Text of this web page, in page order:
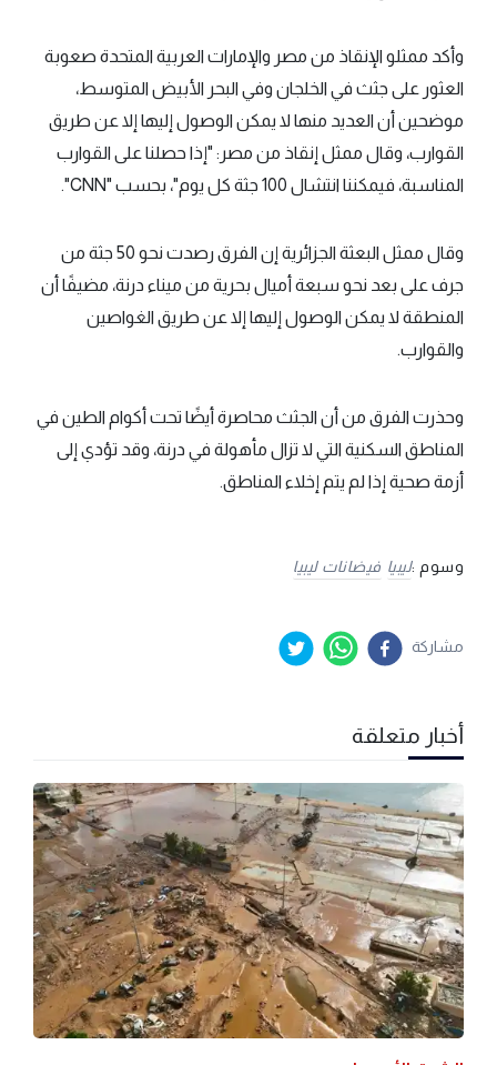
وأكد ممثلو الإنقاذ من مصر والإمارات العربية المتحدة صعوبة
العثور على جثث في الخلجان وفي البحر الأبيض المتوسط،
موضحين أن العديد منها لا يمكن الوصول إليها إلا عن طريق
القوارب، وقال ممثل إنقاذ من مصر: "إذا حصلنا على القوارب
المناسبة، فيمكننا انتشال 100 جثة كل يوم"، بحسب "CNN".
وقال ممثل البعثة الجزائرية إن الفرق رصدت نحو 50 جثة من
جرف على بعد نحو سبعة أميال بحرية من ميناء درنة، مضيفًا أن
المنطقة لا يمكن الوصول إليها إلا عن طريق الغواصين
والقوارب.
وحذرت الفرق من أن الجثث محاصرة أيضًا تحت أكوام الطين في
المناطق السكنية التي لا تزال مأهولة في درنة، وقد تؤدي إلى
أزمة صحية إذا لم يتم إخلاء المناطق.
وسوم :ليبيا فيضانات ليبيا
مشاركة
أخبار متعلقة